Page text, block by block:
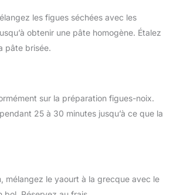
les figues séchées avec les
obtenir une pâte homogène. Étalez
pâte brisée.
sur la préparation figues-noix.
25 à 30 minutes jusqu’à ce que la
mélangez le yaourt à la grecque avec le